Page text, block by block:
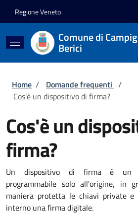
Regione Veneto
Comune di
Berici
Briciole di pane
Home / Domande frequenti /
Cos'è un dispositivo di firma?
Cos'è un
firma?
Un dispositivo di firma è un
programmabile solo all'origine, in
maniera protetta le chiavi private e
interno una firma digitale.